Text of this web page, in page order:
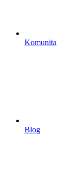
Komunita
Blog